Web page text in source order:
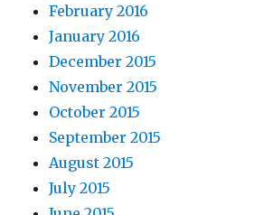
February 2016
January 2016
December 2015
November 2015
October 2015
September 2015
August 2015
July 2015